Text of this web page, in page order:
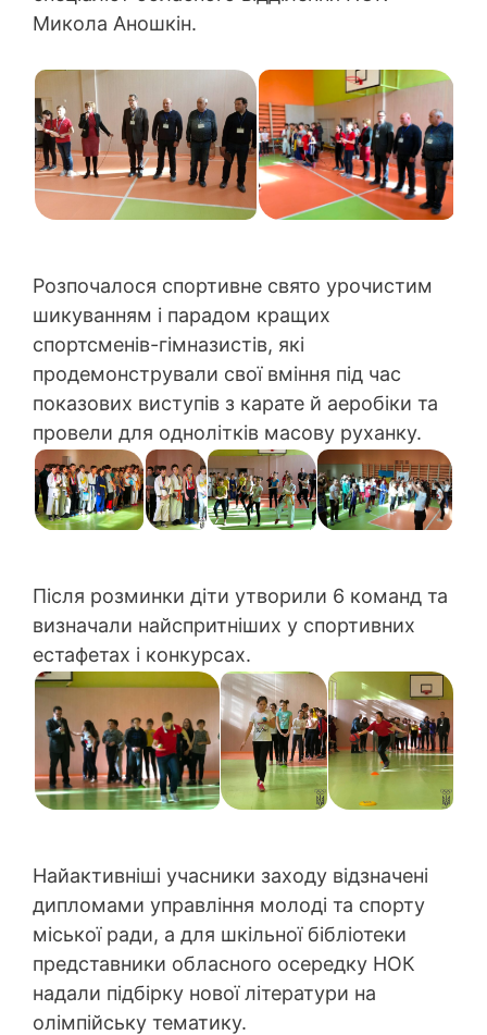
Микола Аношкін.
Розпочалося спортивне свято урочистим
шикуванням і парадом кращих
спортсменів-гімназистів, які
продемонстрували свої вміння під час
показових виступів з карате й аеробіки та
провели для однолітків масову руханку.
Після розминки діти утворили 6 команд та
визначали найспритніших у спортивних
естафетах і конкурсах.
Найактивніші учасники заходу відзначені
дипломами управління молоді та спорту
міської ради, а для шкільної бібліотеки
представники обласного осередку НОК
надали підбірку нової літератури на
олімпійську тематику.